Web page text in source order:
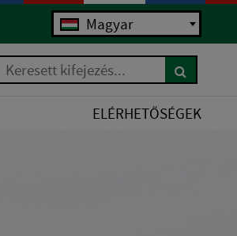
Magyar
Keresett kifejezés...
ELÉRHETŐSÉGEK